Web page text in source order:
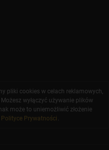
pliki cookies w celach reklamowych,
wyłączyć używanie plików
może to uniemożliwić złożenie
Polityce Prywatności